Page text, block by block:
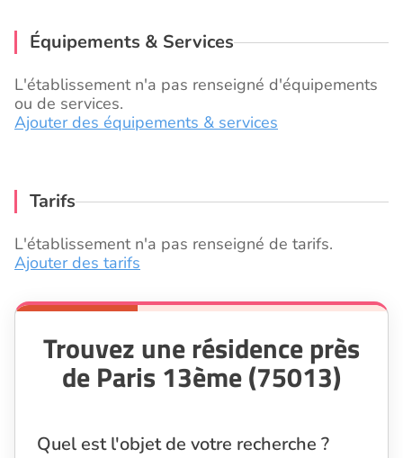
Équipements & Services
L'établissement n'a pas renseigné d'équipements
ou de services.
Ajouter des équipements & services
Tarifs
L'établissement n'a pas renseigné de tarifs.
Ajouter des tarifs
Trouvez une résidence près
de Paris 13ème (75013)
Quel est l'objet de votre recherche ?